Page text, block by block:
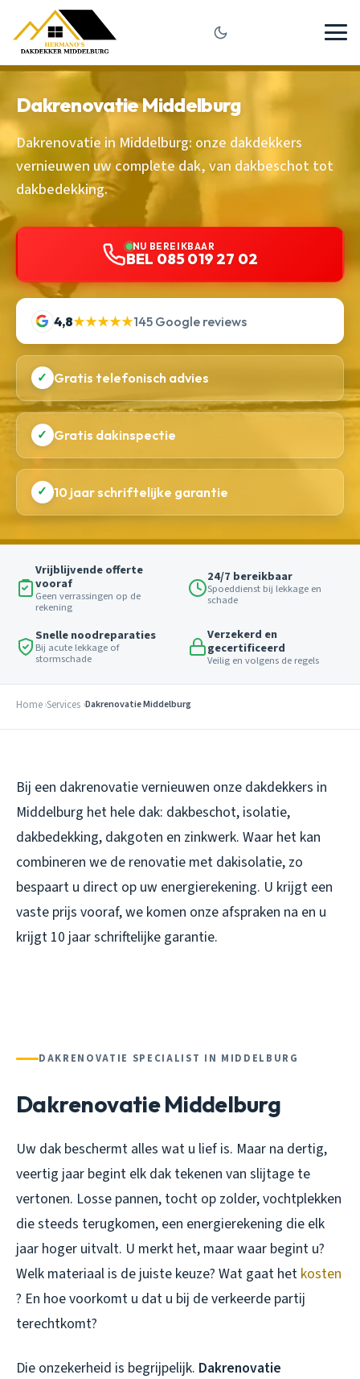
Dakrenovatie Middelburg
Dakrenovatie in Middelburg: onze dakdekkers
vernieuwen uw complete dak, van dakbeschot tot
dakbedekking.
NU BEREIKBAAR
BEL 085 019 27 02
4,8★★★★★145 Google reviews
✓ Gratis telefonisch advies
✓ Gratis dakinspectie
✓ 10 jaar schriftelijke garantie
Vrijblijvende offerte
vooraf
Geen verrassingen op de
rekening
24/7 bereikbaar
Spoeddienst bij lekkage en
schade
Snelle noodreparaties
Bij acute lekkage of
stormschade
Verzekerd en
gecertificeerd
Veilig en volgens de regels
Home Services Dakrenovatie Middelburg
Bij een dakrenovatie vernieuwen onze dakdekkers in
Middelburg het hele dak: dakbeschot, isolatie,
dakbedekking, dakgoten en zinkwerk. Waar het kan
combineren we de renovatie met dakisolatie, zo
bespaart u direct op uw energierekening. U krijgt een
vaste prijs vooraf, we komen onze afspraken na en u
krijgt 10 jaar schriftelijke garantie.
DAKRENOVATIE SPECIALIST IN MIDDELBURG
Dakrenovatie Middelburg
Uw dak beschermt alles wat u lief is. Maar na dertig,
veertig jaar begint elk dak tekenen van slijtage te
vertonen. Losse pannen, tocht op zolder, vochtplekken
die steeds terugkomen, een energierekening die elk
jaar hoger uitvalt. U merkt het, maar waar begint u?
Welk materiaal is de juiste keuze? Wat gaat het kosten
? En hoe voorkomt u dat u bij de verkeerde partij
terechtkomt?
Die onzekerheid is begrijpelijk. Dakrenovatie